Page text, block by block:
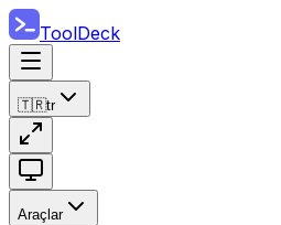
ToolDeck
🇹🇷tr
Araçlar